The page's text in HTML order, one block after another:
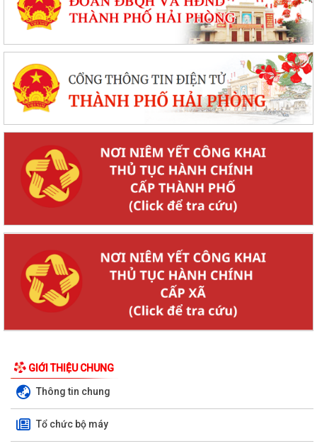
GIỚI THIỆU CHUNG
Thông tin chung
Tổ chức bộ máy